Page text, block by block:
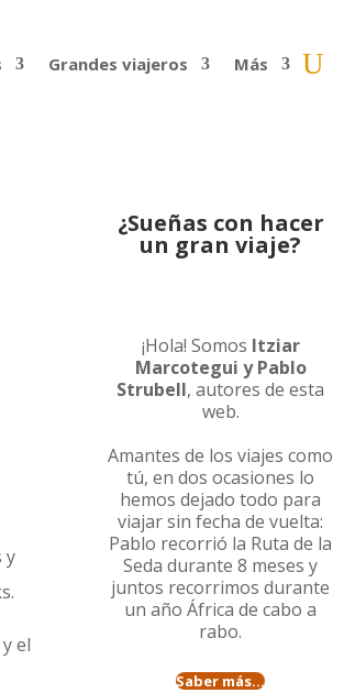
Grandes viajeros Más
y
el
¿Sueñas con hacer
un gran viaje?
¡Hola! Somos Itziar
Marcotegui y Pablo
Strubell, autores de esta
web.
Amantes de los viajes como
tú, en dos ocasiones lo
hemos dejado todo para
viajar sin fecha de vuelta:
Pablo recorrió la Ruta de la
Seda durante 8 meses y
juntos recorrimos durante
un añoÁfrica de cabo a
rabo.
Saber más...